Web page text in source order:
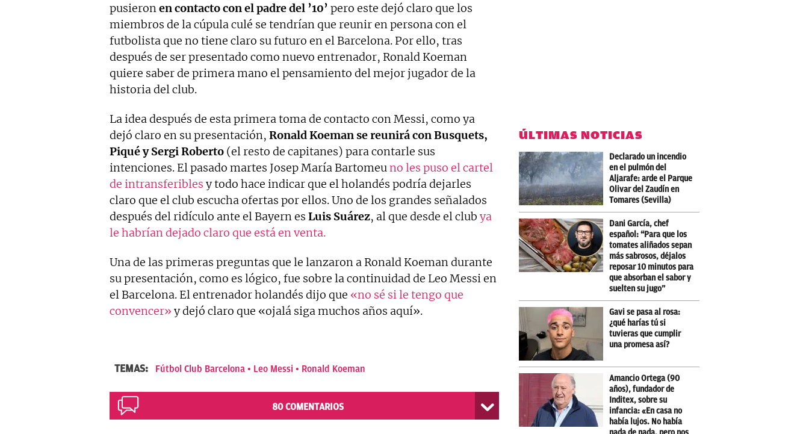
pusieronen contacto con el padre del ’10’ pero este dejó claro que los
miembros de la cúpula culé se tendrían que reunir en persona con el
futbolista que no tiene claro su futuro en el Barcelona. Por ello, tras
después de ser presentado como nuevo entrenador, Ronald Koeman
quiere saber de primera mano el pensamiento del mejor jugador de la
historia del club.
La idea después de esta primera toma de contacto con Messi, como ya
dejó claro en su presentación, Ronald Koeman se reunirá con Busquets,
Piqué y Sergi Roberto (el resto de capitanes) para contarle sus
intenciones. El pasado martes Josep María Bartomeuno les puso el cartel
de intransferibles y todo hace indicar que el holandés podría dejarles
claro que el club escucha ofertas por ellos. Uno de los grandes señalados
después del ridículo ante el Bayern es Luis Suárez, al que desde el club ya
le habrían dejado claro que está en venta.
Una de las primeras preguntas que le lanzaron a Ronald Koeman durante
su presentación, como es lógico, fue sobre la continuidad de Leo Messi en
el Barcelona. El entrenador holandés dijo que «no sé si le tengo que
convencer» y dejó claro que «ojalá siga muchos años aquí».
TEMAS: Fútbol Club Barcelona Leo Messi Ronald Koeman
80COMENTARIOS
ÚLTIMAS NOTICIAS
Declarado un incendio
en el pulmón del
Aljarafe: arde el Parque
Olivar del Zaudín en
Tomares (Sevilla)
Dani García, chef
español: “Para que los
tomates aliñados sepan
más sabrosos, déjalos
reposar 10 minutos para
que absorban el sabor y
suelten su jugo”
Gavi se pasa al rosa:
¿qué harías tú si
tuvieras que cumplir
una promesa así?
Amancio Ortega (90
años), fundador de
Inditex, sobre su
infancia: «En casa no
había lujos. No había